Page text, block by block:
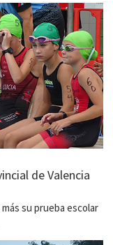
de Valencia
su prueba escolar